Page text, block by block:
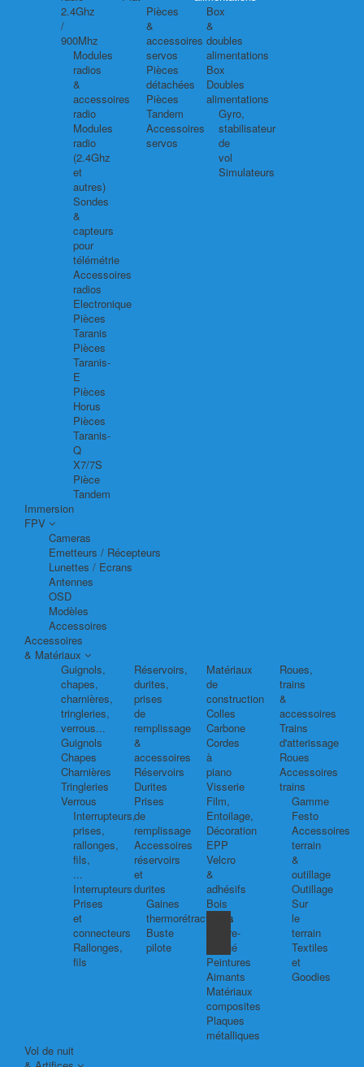
2.4Ghz
/
900Mhz
Modules
radios
&
accessoires
radio
Modules
radio
(2.4Ghz
et
autres)
Sondes
&
capteurs
pour
télémétrie
Accessoires
radios
Electronique
Pièces
Taranis
Pièces
Taranis-
E
Pièces
Horus
Pièces
Taranis-
Q
X7/7S
Pièce
Tandem
Pièces
&
accessoires
servos
Pièces
détachées
Pièces
Tandem
Accessoires
servos
Box
&
doubles
alimentations
Box
Doubles
alimentations
Gyro,
stabilisateur
de
vol
Simulateurs
Immersion
FPV
Cameras
Emetteurs / Récepteurs
Lunettes / Ecrans
Antennes
OSD
Modèles
Accessoires
Accessoires
& Matériaux
Guignols,
chapes,
charnières,
tringleries,
verrous...
Guignols
Chapes
Charnières
Tringleries
Verrous
Interrupteurs,
prises,
rallonges,
fils,
...
Interrupteurs
Prises
et
connecteurs
Rallonges,
fils
Réservoirs,
durites,
prises
de
remplissage
&
accessoires
Réservoirs
Durites
Prises
de
remplissage
Accessoires
réservoirs
et
durites
Gaines
thermorétractables
Buste
pilote
Matériaux
de
construction
Colles
Carbone
Cordes
à
piano
Visserie
Film,
Entoilage,
Décoration
EPP
Velcro
&
adhésifs
Bois
Balsa
Contre-
plaqué
Peintures
Aimants
Matériaux
composites
Plaques
métalliques
Roues,
trains
&
accessoires
Trains
d'atterissage
Roues
Accessoires
trains
Gamme
Festo
Accessoires
terrain
&
outillage
Outillage
Sur
le
terrain
Textiles
et
Goodies
Vol de nuit